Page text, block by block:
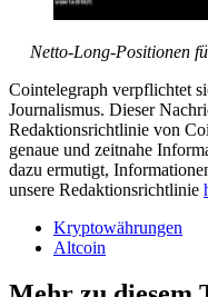
Netto-Long-Positionen
Cointelegraph verpflichtet
Journalismus. Dieser
Redaktionsrichtlinie von
genaue und zeitnahe
dazu ermutigt,
unsere Redaktionsrichtlinie
Kryptowährungen
Altcoin